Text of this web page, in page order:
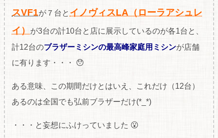
スVF1が７台と イノヴィスLA（ローラアシュレ
イ）
が3台の計10台と店に展示しているのが各1台と、
計12台のブラザーミシンの最高峰家庭用ミシンが店舗
に有ります・・・ 😯
ある意味、この期間だけとはいえ、これだけ（12台）
あるのは全国でも弘前ブラザーだけ(*_*)
・・・と妄想にふけっていました 😮